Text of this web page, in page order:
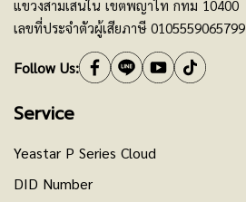
แขวงสามเสนใน เขตพญาไท กทม 10400
เลขที่ประจำตัวผู้เสียภาษี 0105559065799
Follow Us:
Service
Yeastar P Series Cloud
DID Number